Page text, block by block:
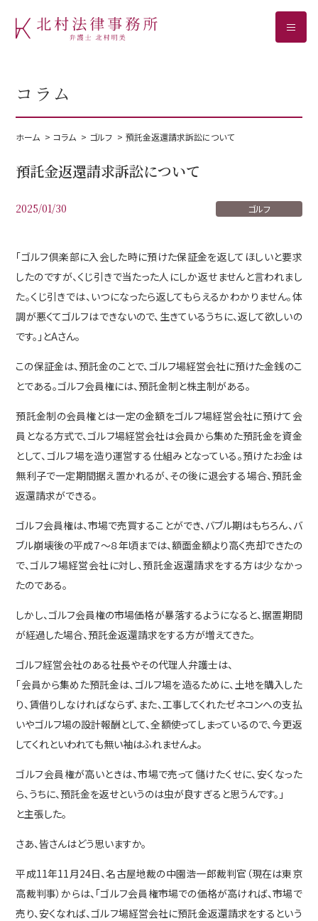
取扱分野
ゴルフ預託金返還
ご相談の流れ
コラム
最近の投稿
預託金返還請求訴訟について（６）
三河カントリーが民事再生！
弁護士は危険な仕事である！
預託金返還請求訴訟（５）
預託金返還請求訴訟（４）
C型肝炎(5)
ゴルフ (11)
三河カントリー(2)
弁護士の仕事(1)
相続 (3)
コラム
ホーム コラム ゴルフ 預託金返還請求訴訟について
預託金返還請求訴訟について
2025/01/30 ゴルフ
「ゴルフ倶楽部に入会した時に預けた保証金を返してほしいと要求
したのですが、くじ引きで当たった人にしか返せませんと言われまし
た。くじ引きでは、いつになったら返してもらえるかわかりません。体
調が悪くてゴルフはできないので、生きているうちに、返して欲しいの
です。」とAさん。
この保証金は、預託金のことで、ゴルフ場経営会社に預けた金銭のこ
とである。ゴルフ会員権には、預託金制と株主制がある。
預託金制の会員権とは一定の金額をゴルフ場経営会社に預けて会
員となる方式で、ゴルフ場経営会社は会員から集めた預託金を資金
として、ゴルフ場を造り運営する仕組みとなっている。預けたお金は
無利子で一定期間据え置かれるが、その後に退会する場合、預託金
返還請求ができる。
ゴルフ会員権は、市場で売買することができ、バブル期はもちろん、バ
ブル崩壊後の平成７～８年頃までは、額面金額より高く売却できたの
で、ゴルフ場経営会社に対し、預託金返還請求をする方は少なかっ
たのである。
しかし、ゴルフ会員権の市場価格が暴落するようになると、据置期間
が経過した場合、預託金返還請求をする方が増えてきた。
ゴルフ経営会社のある社長やその代理人弁護士は、
「会員から集めた預託金は、ゴルフ場を造るために、土地を購入した
り、賃借りしなければならず、また、工事してくれたゼネコンへの支払
いやゴルフ場の設計報酬として、全額使ってしまっているので、今更返
してくれといわれても無い袖はふれませんよ。
ゴルフ会員権が高いときは、市場で売って儲けたくせに、安くなった
ら、うちに、預託金を返せというのは虫が良すぎると思うんです。」
と主張した。
さあ、皆さんはどう思いますか。
平成11年11月24日、名古屋地裁の中園浩一郎裁判官（現在は東京
高裁判事）からは、「ゴルフ会員権市場での価格が高ければ、市場で
売り、安くなれば、ゴルフ場経営会社に預託金返還請求をするという